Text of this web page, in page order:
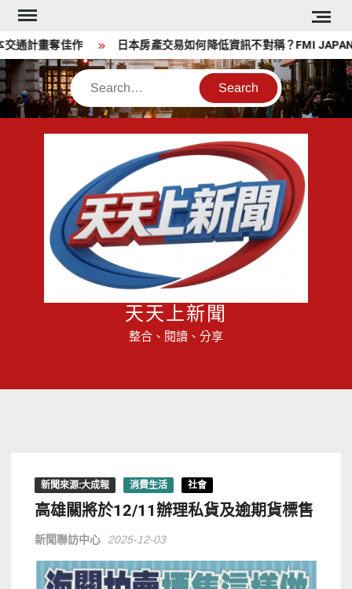
Skip
content
計畫奪佳作 日本房產交易如何降低資訊不對稱？FMI JAPAN
Search
天天上新聞
整合、閱讀、分享
新聞來源:大成報 消費生活 社會
高雄關將於12/11辦理私貨及逾期貨標售
新聞聯訪中心 2025-12-03